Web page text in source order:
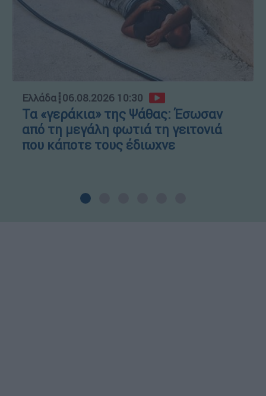
Ελλάδα┋06.08.2026 10:30
Τα «γεράκια» της Ψάθας: Έσωσαν
από τη μεγάλη φωτιά τη γειτονιά
που κάποτε τους έδιωχνε